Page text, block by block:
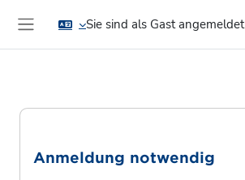
Sie sind als Gast angemeldet
Anmeldung notwendig